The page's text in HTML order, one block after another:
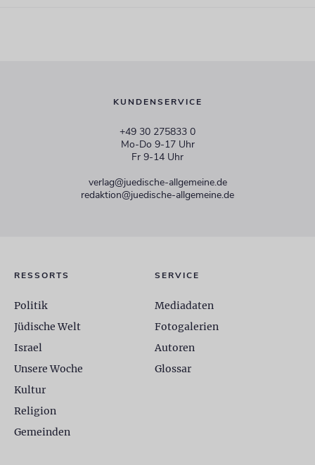
KUNDENSERVICE
+49 30 275833 0
Mo-Do 9-17 Uhr
Fr 9-14 Uhr
verlag@juedische-allgemeine.de
redaktion@juedische-allgemeine.de
RESSORTS
Politik
Jüdische Welt
Israel
Unsere Woche
Kultur
Religion
Gemeinden
SERVICE
Mediadaten
Fotogalerien
Autoren
Glossar